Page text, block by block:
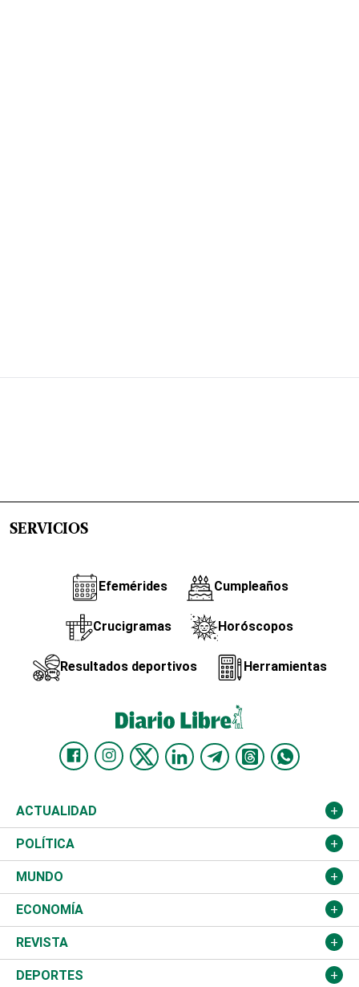
SERVICIOS
Efemérides Cumpleaños
Crucigramas Horóscopos
Resultados deportivos Herramientas
ACTUALIDAD
Nacional
Ciudad
Educación
Salud
Justicia
POLÍTICA
Partidos
JCE
TSE
Congreso Nacional
MUNDO
Estados Unidos
América Latina
Haití
ECONOMÍA
Finanzas
Turismo
REVISTA
Música
DEPORTES